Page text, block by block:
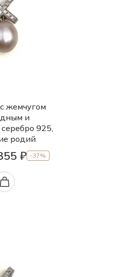
жемчугом
и
925,
родий
₽ -37%